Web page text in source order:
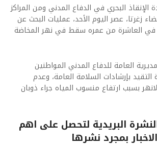
البحري في الدفاع المدني ومن المراكز
زغرتا، عصر اليوم الأحد، عمليات البحث عن
العاشرة من عمره سقط في نهر المخاضة
العامة للدفاع المدني المواطنين
بإرشادات السلامة العامة، وعدم
بسبب ارتفاع منسوب المياه جراء ذوبان
البريدية لتحصل على اهم
الاخبار بمجرد نشرها